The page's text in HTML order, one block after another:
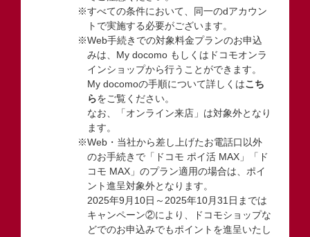
※すべての条件において、同一のdアカウン
トで実施する必要がございます。
※Web手続きでの対象料金プランのお申込
みは、My docomo もしくはドコモオンラ
インショップから行うことができます。
My docomoの手順について詳しくはこち
らをご覧ください。
なお、「オンライン来店」は対象外となり
ます。
※Web・当社から差し上げたお電話口以外
のお手続きで「ドコモ ポイ活 MAX」「ド
コモ MAX」のプラン適用の場合は、ポイ
ント進呈対象外となります。
2025年9月10日～2025年10月31日までは
キャンペーン②により、ドコモショップな
どでのお申込みでもポイントを進呈いたし